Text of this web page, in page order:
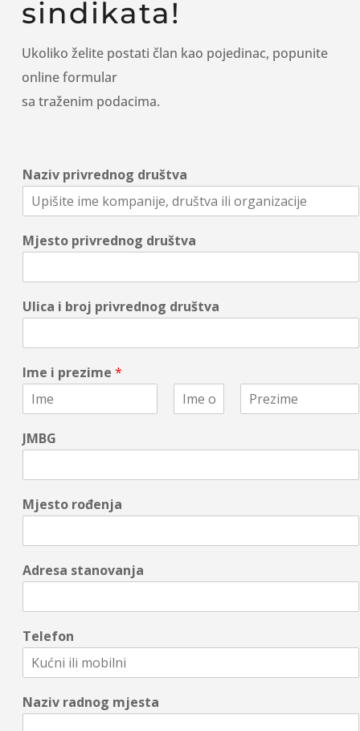
sindikata!
Ukoliko želite postati član kao pojedinac, popunite
online formular
sa traženim podacima.
Naziv privrednog društva
Mjesto privrednog društva
Ulica i broj privrednog društva
Ime i prezime *
i
r
e
JMBG
Mjesto rođenja
Adresa stanovanja
Telefon
Naziv radnog mjesta